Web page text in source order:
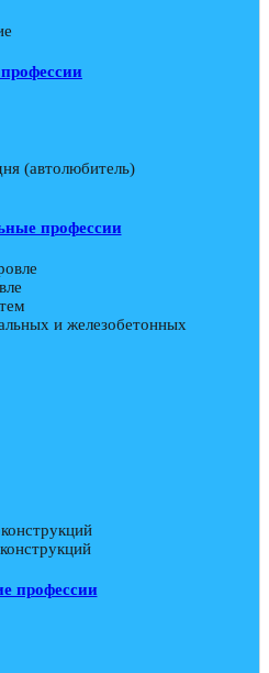
(автолюбитель)
профессии
и железобетонных
профессии